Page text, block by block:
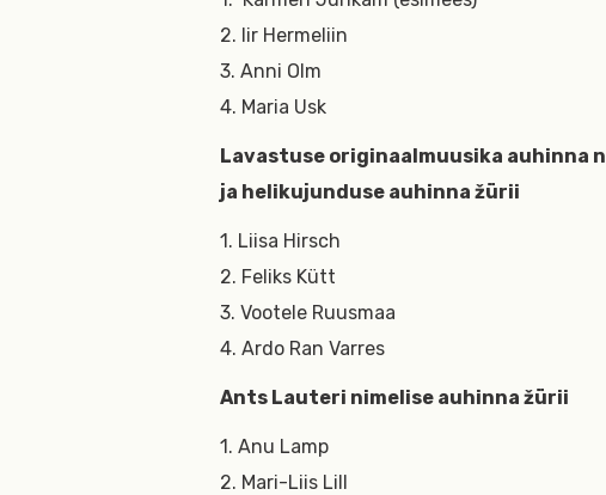
2. Iir Hermeliin
3. Anni Olm
4. Maria Usk
Lavastuse originaalmuusika auhinna
ja helikujunduse auhinna žürii
1. Liisa Hirsch
2. Feliks Kütt
3. Vootele Ruusmaa
4. Ardo Ran Varres
Ants Lauteri nimelise auhinna žürii
1. Anu Lamp
2. Mari-Liis Lill